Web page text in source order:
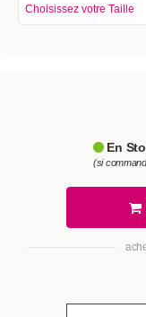
En
(si